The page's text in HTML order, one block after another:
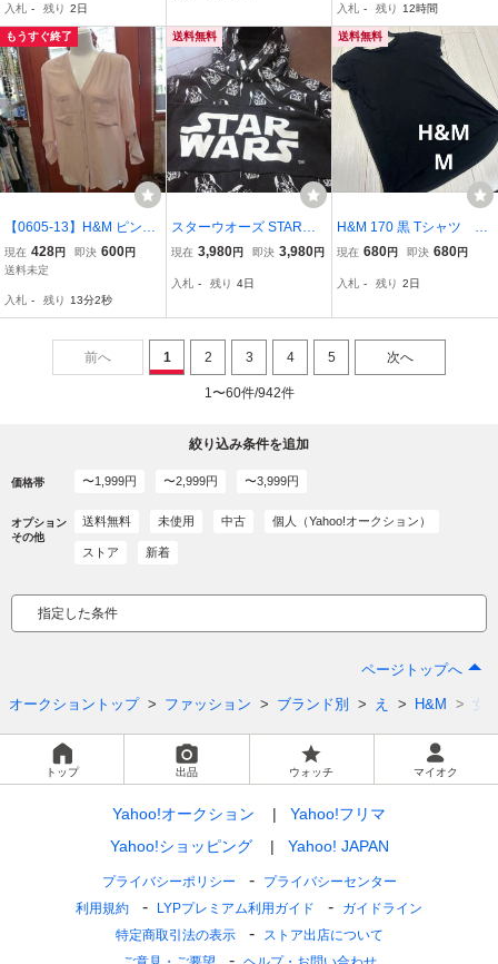
ク XS レディース
入札 - 残り 2日
ィース コットン混 XS グ
レー
入札 - 残り 12時間
もうすぐ終了
【0605-13】H&M ピンク
カットソー サイズ36
現在 428円 即決 600円
送料未定
入札 - 残り 13分1秒
送料無料
スターウオーズ STARWA
RS 長袖パーカー S～M ダ
ボ品 激レア希少品 ダース
現在 3,980円 即決 3,980円
入札 - 残り 4日
送料無料
H&M 170 黒 Tシャツ オ
ーガニック コットン
ク 半袖Tシャツ
現在 680円 即決 680円
入札 - 残り 2日
前へ 1 2 3 4 5 次へ
1〜60件/942件
絞り込み条件を追加
価格帯 〜1,999円 〜2,999円 〜3,999円
オプション
その他
送料無料 未使用 中古 個人（Yahoo!オークション）
ストア 新着
指定した条件
ページトップへ
オークショントップ ファッション ブランド別 え H&M 女
トップ 出品 ウォッチ マイオク
Yahoo!オークション
Yahoo!フリマ
Yahoo!ショッピング
Yahoo! JAPAN
プライバシーポリシー
プライバシーセンター
利用規約
LYPプレミアム利用ガイド
ガイドライン
特定商取引法の表示
ストア出店について